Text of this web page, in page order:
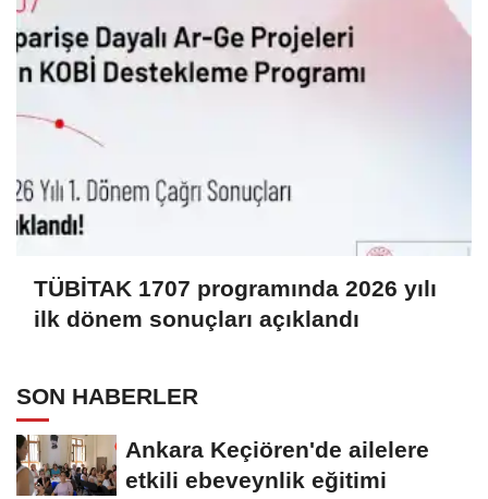
TÜBİTAK 1707 programında 2026 yılı
ilk dönem sonuçları açıklandı
SON HABERLER
Ankara Keçiören'de ailelere
etkili ebeveynlik eğitimi